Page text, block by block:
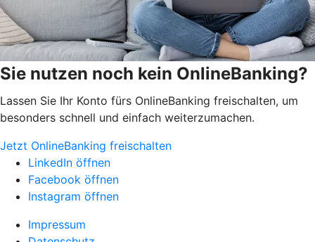
Sie nutzen noch kein OnlineBanking?
Lassen Sie Ihr Konto fürs OnlineBanking freischalten, um
besonders schnell und einfach weiterzumachen.
Jetzt OnlineBanking freischalten
LinkedIn öffnen
Facebook öffnen
Instagram öffnen
Impressum